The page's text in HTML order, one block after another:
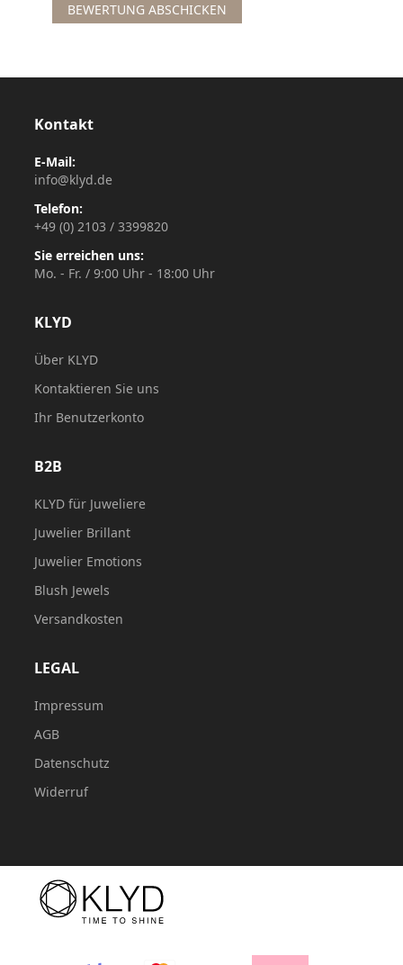
BEWERTUNG ABSCHICKEN
Kontakt
E-Mail:
info@klyd.de
Telefon:
+49 (0) 2103 / 3399820
Sie erreichen uns:
Mo. - Fr. / 9:00 Uhr - 18:00 Uhr
KLYD
Über KLYD
Kontaktieren Sie uns
Ihr Benutzerkonto
B2B
KLYD für Juweliere
Juwelier Brillant
Juwelier Emotions
Blush Jewels
Versandkosten
LEGAL
Impressum
AGB
Datenschutz
Widerruf